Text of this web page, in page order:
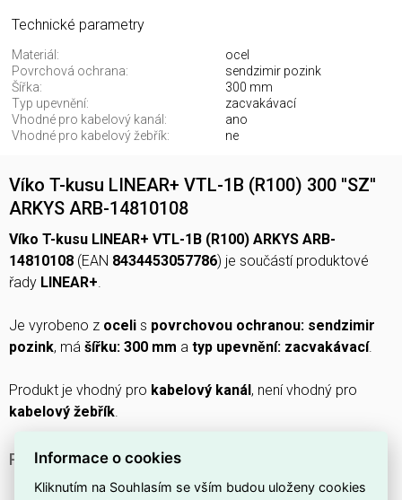
Technické parametry
Materiál:
ocel
Povrchová ochrana:
sendzimir pozink
Šířka:
300 mm
Typ upevnění:
zacvakávací
Vhodné pro kabelový kanál:
ano
Vhodné pro kabelový žebřík:
ne
Víko T-kusu LINEAR+ VTL-1B (R100) 300 ''SZ''
ARKYS ARB-14810108
Víko T-kusu LINEAR+ VTL-1B (R100) ARKYS ARB-
14810108 (EAN 8434453057786) je součástí produktové
řady LINEAR+.
Je vyrobeno z oceli s povrchovou ochranou: sendzimir
pozink, má šířku: 300 mm a typ upevnění: zacvakávací.
Produkt je vhodný pro kabelový kanál , není vhodný pro
kabelový žebřík.
PROČ SI VYBRAT TOTO VÍKO T-KUSU?
Má šířku300 mm, vhodnou pro běžné instalace
Informace o cookies
Kliknutím na Souhlasím se vším budou uloženy cookies